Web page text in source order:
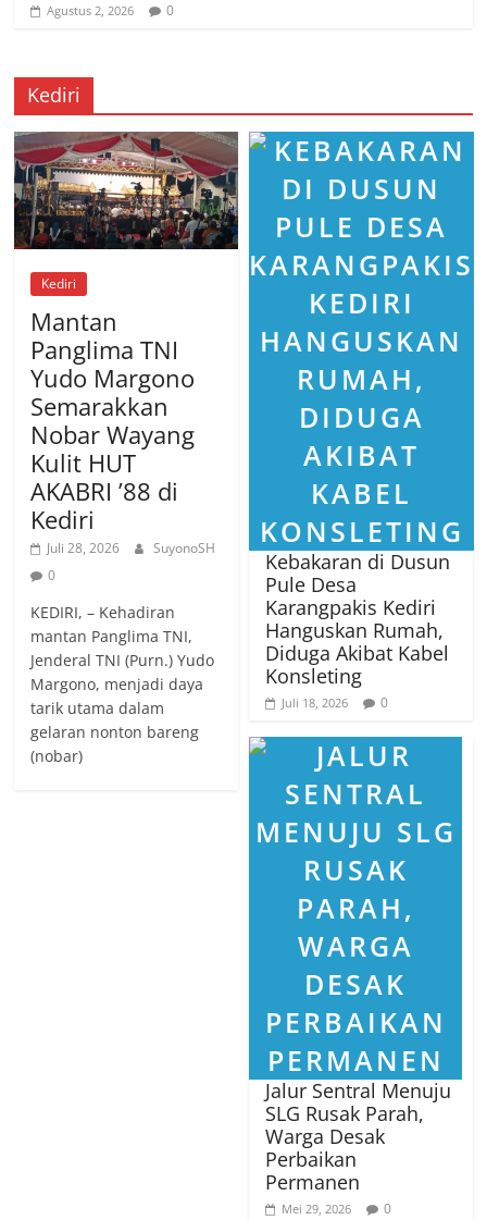
Agustus 2, 2026 0
Kediri
Kediri
Mantan
Panglima TNI
Yudo Margono
Semarakkan
Nobar Wayang
Kulit HUT
AKABRI ’88 di
Kediri
Juli 28, 2026
SuyonoSH
0
KEDIRI, – Kehadiran
mantan Panglima TNI,
Jenderal TNI (Purn.) Yudo
Margono, menjadi daya
tarik utama dalam
gelaran nonton bareng
(nobar)
Kebakaran di Dusun
Pule Desa
Karangpakis Kediri
Hanguskan Rumah,
Diduga Akibat Kabel
Konsleting
Juli 18, 2026 0
Jalur Sentral Menuju
SLG Rusak Parah,
Warga Desak
Perbaikan
Permanen
Mei 29, 2026 0